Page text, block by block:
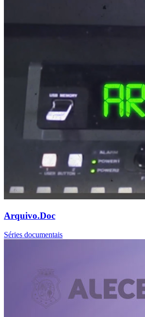
Arquivo.Doc
Séries documentais